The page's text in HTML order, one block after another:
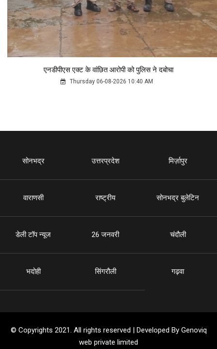
एनडीपीएस एक्ट के वांछित आरोपी को पुलिस ने दबोचा
Thursday 06-08-2026 10:40 AM
सोनभद्र उत्तरप्रदेश मिर्ज़ापुर
वाराणसी राष्ट्रीय सोनभद्र बुलेटिन
डेली टॉप न्यूज 26 जनवरी चंदौली
भदोही सिंगरौली गढ़वा
© Copyrights 2021. All rights reserved | Developed By Genoviq
web private limited